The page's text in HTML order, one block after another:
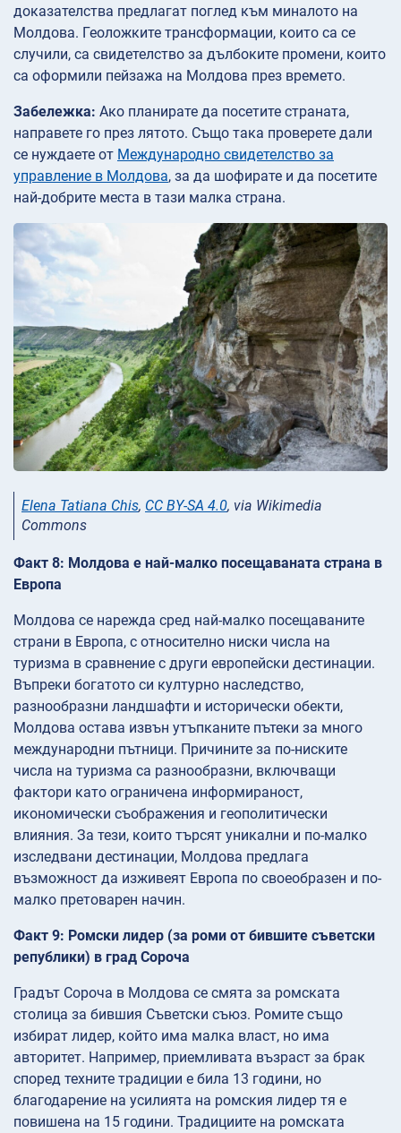
доказателства предлагат поглед към миналото на
Молдова. Геоложките трансформации, които са се
случили, са свидетелство за дълбоките промени, които
са оформили пейзажа на Молдова през времето.
Забележка: Ако планирате да посетите страната,
направете го през лятото. Също така проверете дали
се нуждаете от Международно свидетелство за
управление в Молдова, за да шофирате и да посетите
най-добрите места в тази малка страна.
Elena Tatiana Chis, CC BY-SA 4.0, via Wikimedia
Commons
Факт 8: Молдова е най-малко посещаваната страна в
Европа
Молдова се нарежда сред най-малко посещаваните
страни в Европа, с относително ниски числа на
туризма в сравнение с други европейски дестинации.
Въпреки богатото си културно наследство,
разнообразни ландшафти и исторически обекти,
Молдова остава извън утъпканите пътеки за много
международни пътници. Причините за по-ниските
числа на туризма са разнообразни, включващи
фактори като ограничена информираност,
икономически съображения и геополитически
влияния. За тези, които търсят уникални и по-малко
изследвани дестинации, Молдова предлага
възможност да изживеят Европа по своеобразен и по-
малко претоварен начин.
Факт 9: Ромски лидер (за роми от бившите съветски
републики) в град Сороча
Градът Сороча в Молдова се смята за ромската
столица за бившия Съветски съюз. Ромите също
избират лидер, който има малка власт, но има
авторитет. Например, приемливата възраст за брак
според техните традиции е била 13 години, но
благодарение на усилията на ромския лидер тя е
повишена на 15 години. Традициите на ромската